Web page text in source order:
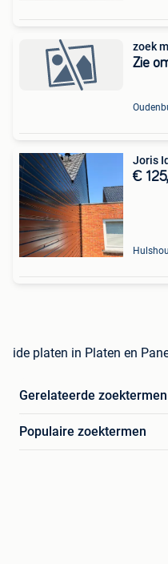
zoek
Zie
Joris
€
ide platen in Platen en
Gerelateerde zoektermen
Populaire zoektermen